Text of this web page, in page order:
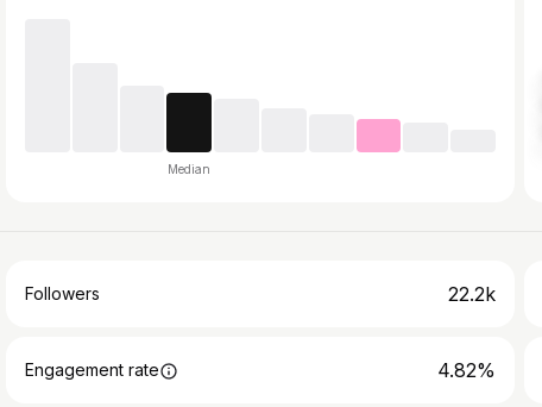
Median
Followers 22.2k
Engagement rate 4.82%